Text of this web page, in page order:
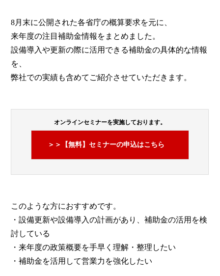
8月末に公開された各省庁の概算要求を元に、
来年度の注目補助金情報をまとめました。
設備導入や更新の際に活用できる補助金の具体的な情報
を、
弊社での実績も含めてご紹介させていただきます。
オンラインセミナーを実施しております。
＞＞【無料】セミナーの申込はこちら
このような方におすすめです。
・設備更新や設備導入の計画があり、補助金の活用を検
討している
・来年度の政策概要を手早く理解・整理したい
・補助金を活用して営業力を強化したい